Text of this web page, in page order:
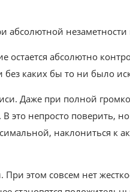
незаметности
абсолютно
без каких бы то ни было
Даже при полной
это непросто поверить,
наклониться к
этом совсем нет